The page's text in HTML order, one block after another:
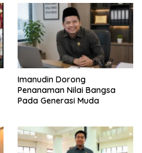
Imanudin Dorong
Penanaman Nilai Bangsa
Pada Generasi Muda